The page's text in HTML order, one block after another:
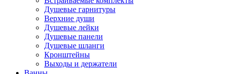
Душевые гарнитуры
Верхние души
Душевые лейки
Душевые панели
Душевые шланги
Кронштейны
Выходы и держатели